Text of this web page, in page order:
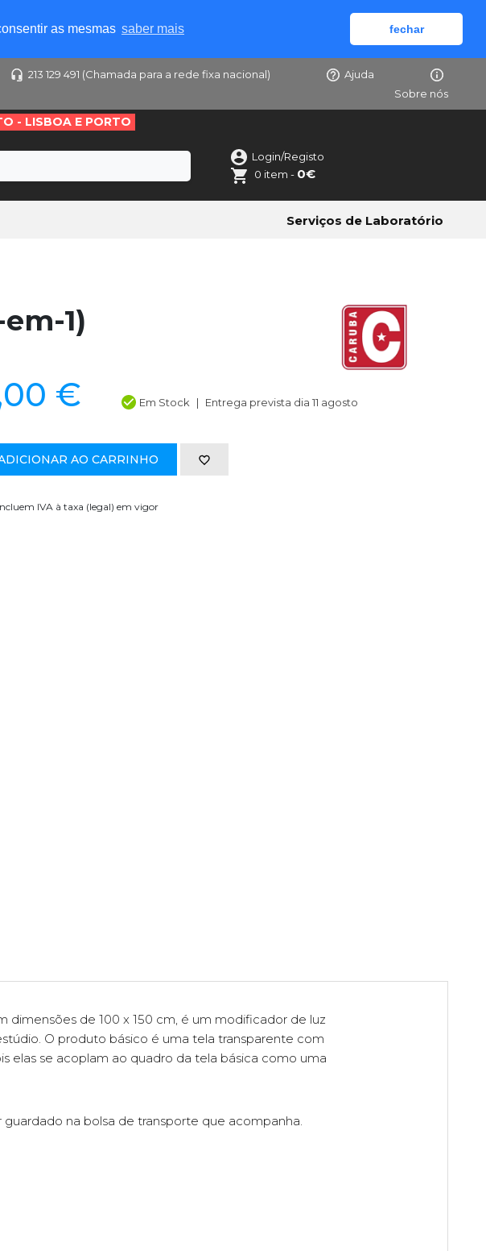
as mesmas saber mais fechar
213 129 491 (Chamada para a rede fixa nacional)
Ajuda
Sobre nós
- LISBOA E PORTO
Login/Registo
0 item - 0€
Serviços de Laboratório
1)
€ Em Stock Entrega prevista dia 11 agosto
AO CARRINHO
IVA à taxa (legal) em vigor
dimensões de 100 x 150 cm, é um modificador de luz
O produto básico é uma tela transparente com
elas se acoplam ao quadro da tela básica como uma
na bolsa de transporte que acompanha.